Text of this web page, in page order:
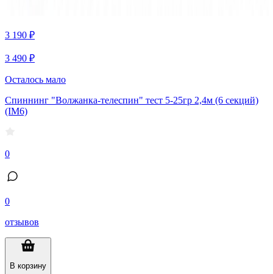
3 190 ₽
3 490 ₽
Осталось мало
Спиннинг "Волжанка-телеспин" тест 5-25гр 2,4м (6 секций)
(IM6)
0
0
отзывов
В корзину